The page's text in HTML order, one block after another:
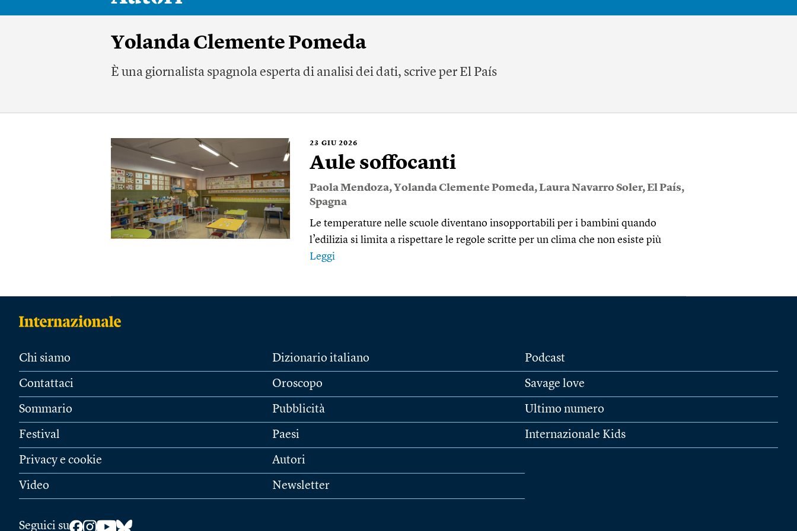
Yolanda Clemente Pomeda
È una giornalista spagnola esperta di analisi dei dati, scrive per El País
23 GIU 2026
Aule soffocanti
Paola Mendoza,Yolanda Clemente Pomeda,Laura Navarro Soler,El País,
Spagna
Le temperature nelle scuole diventano insopportabili per i bambini quando
l’edilizia si limita a rispettare le regole scritte per un clima che non esiste più
Leggi
Chi siamo
Contattaci
Sommario
Festival
Privacy e cookie
Video
Dizionario italiano
Oroscopo
Pubblicità
Paesi
Autori
Newsletter
Podcast
Savage love
Ultimo numero
Internazionale Kids
Seguici su